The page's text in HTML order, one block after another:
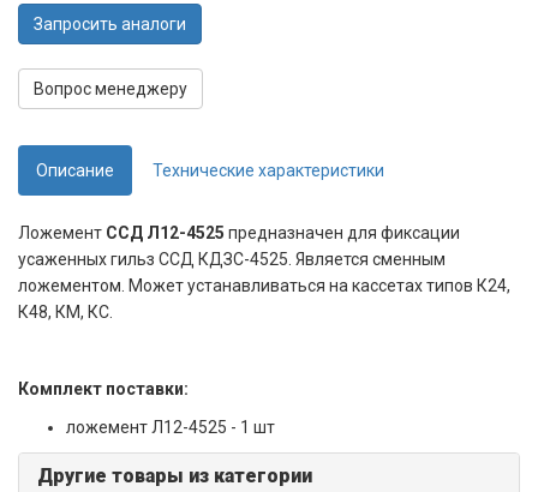
Запросить аналоги
Вопрос менеджеру
Описание Технические характеристики
Ложемент ССД Л12-4525 предназначен для фиксации
усаженных гильз ССД КДЗС-4525. Является сменным
ложементом. Может устанавливаться на кассетах типов К24,
К48, КМ, КС.
Комплект поставки:
ложемент Л12-4525 - 1 шт
Другие товары из категории